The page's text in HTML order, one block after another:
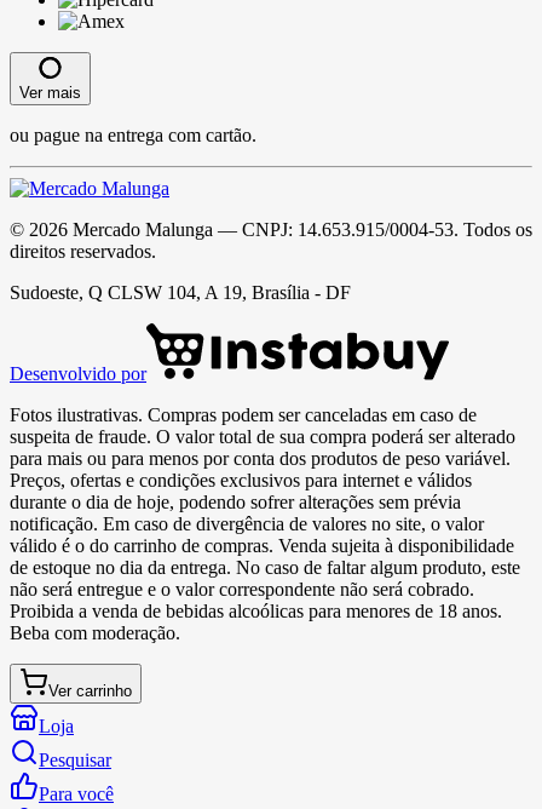
Ver mais
ou pague na entrega com cartão.
© 2026 Mercado Malunga — CNPJ: 14.653.915/0004-53. Todos os
direitos reservados.
Sudoeste, Q CLSW 104, A 19, Brasília - DF
Desenvolvido por
Fotos ilustrativas. Compras podem ser canceladas em caso de
suspeita de fraude. O valor total de sua compra poderá ser alterado
para mais ou para menos por conta dos produtos de peso variável.
Preços, ofertas e condições exclusivos para internet e válidos
durante o dia de hoje, podendo sofrer alterações sem prévia
notificação. Em caso de divergência de valores no site, o valor
válido é o do carrinho de compras. Venda sujeita à disponibilidade
de estoque no dia da entrega. No caso de faltar algum produto, este
não será entregue e o valor correspondente não será cobrado.
Proibida a venda de bebidas alcoólicas para menores de 18 anos.
Beba com moderação.
Ver carrinho
Loja
Pesquisar
Para você